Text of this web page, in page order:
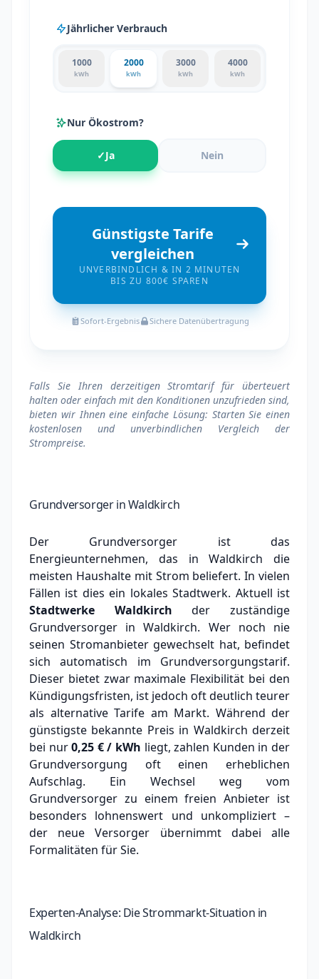
Jährlicher Verbrauch
1000
kWh
2000
kWh
3000
kWh
4000
kWh
Nur Ökostrom?
✓Ja Nein
Günstigste Tarife
vergleichen
UNVERBINDLICH & IN 2 MINUTEN
BIS ZU 800€ SPAREN
Sofort-Ergebnis Sichere Datenübertragung
Falls Sie Ihren derzeitigen Stromtarif für überteuert
halten oder einfach mit den Konditionen unzufrieden sind,
bieten wir Ihnen eine einfache Lösung: Starten Sie einen
kostenlosen und unverbindlichen Vergleich der
Strompreise.
Grundversorger in Waldkirch
Der Grundversorger ist das
Energieunternehmen, das in Waldkirch die
meisten Haushalte mit Strom beliefert. In vielen
Fällen ist dies ein lokales Stadtwerk. Aktuell ist
Stadtwerke Waldkirch der zuständige
Grundversorger in Waldkirch. Wer noch nie
seinen Stromanbieter gewechselt hat, befindet
sich automatisch im Grundversorgungstarif.
Dieser bietet zwar maximale Flexibilität bei den
Kündigungsfristen, ist jedoch oft deutlich teurer
als alternative Tarife am Markt. Während der
günstigste bekannte Preis in Waldkirch derzeit
bei nur0,25 € / kWh liegt, zahlen Kunden in der
Grundversorgung oft einen erheblichen
Aufschlag. Ein Wechsel weg vom
Grundversorger zu einem freien Anbieter ist
besonders lohnenswert und unkompliziert –
der neue Versorger übernimmt dabei alle
Formalitäten für Sie.
Experten-Analyse: Die Strommarkt-Situation in
Waldkirch